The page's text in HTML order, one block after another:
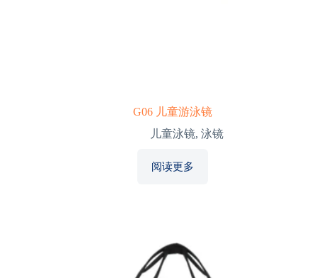
G06 儿童游泳镜
儿童泳镜, 泳镜
阅读更多